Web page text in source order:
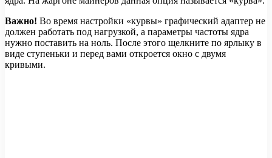
Важно! Во время настройки «курвы» графический адаптер не
должен работать под нагрузкой, а параметры частоты ядра
нужно поставить на ноль. После этого щелкните по ярлыку в
виде ступеньки и перед вами откроется окно с двумя
кривыми.